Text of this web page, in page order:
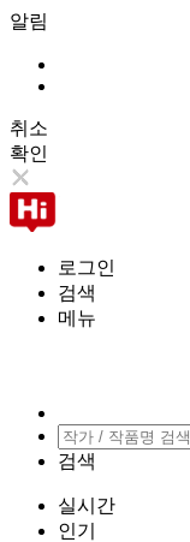
알림
취소
확인
로그인
검색
메뉴
검색
실시간
인기